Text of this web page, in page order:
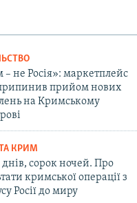
не Росія»: маркетплейс
прийом нових
на Кримському
КРИМ
сорок ночей. Про
кримської операції з
Росії до миру